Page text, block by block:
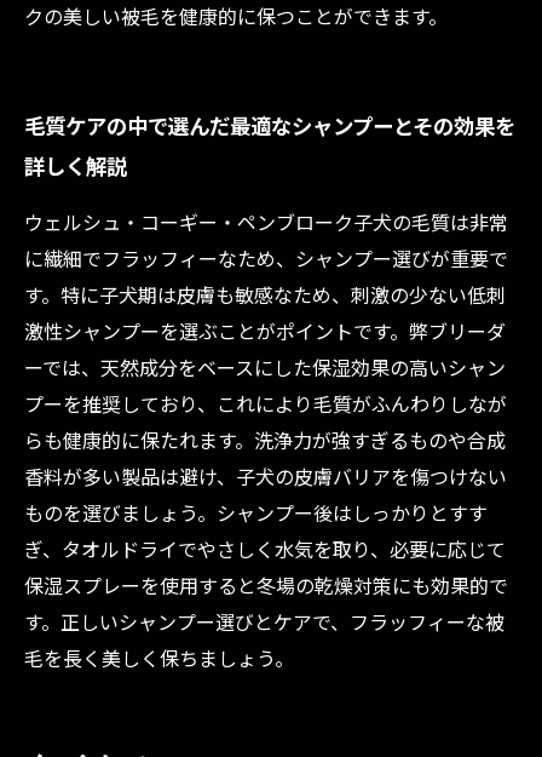
クの美しい被毛を健康的に保つことができます。
毛質ケアの中で選んだ最適なシャンプーとその効果を
詳しく解説
ウェルシュ・コーギー・ペンブローク子犬の毛質は非常
に繊細でフラッフィーなため、シャンプー選びが重要で
す。特に子犬期は皮膚も敏感なため、刺激の少ない低刺
激性シャンプーを選ぶことがポイントです。弊ブリーダ
ーでは、天然成分をベースにした保湿効果の高いシャン
プーを推奨しており、これにより毛質がふんわりしなが
らも健康的に保たれます。洗浄力が強すぎるものや合成
香料が多い製品は避け、子犬の皮膚バリアを傷つけない
ものを選びましょう。シャンプー後はしっかりとすす
ぎ、タオルドライでやさしく水気を取り、必要に応じて
保湿スプレーを使用すると冬場の乾燥対策にも効果的で
す。正しいシャンプー選びとケアで、フラッフィーな被
毛を長く美しく保ちましょう。